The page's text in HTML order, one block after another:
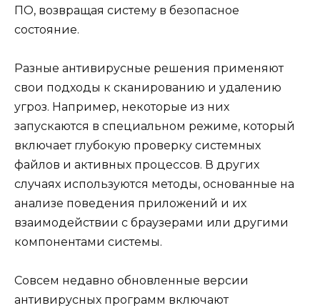
ПО, возвращая систему в безопасное
состояние.
Разные антивирусные решения применяют
свои подходы к сканированию и удалению
угроз. Например, некоторые из них
запускаются в специальном режиме, который
включает глубокую проверку системных
файлов и активных процессов. В других
случаях используются методы, основанные на
анализе поведения приложений и их
взаимодействии с браузерами или другими
компонентами системы.
Совсем недавно обновленные версии
антивирусных программ включают